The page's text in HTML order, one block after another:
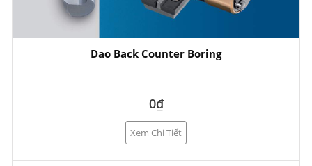
Dao Back Counter Boring
0₫
Xem Chi Tiết